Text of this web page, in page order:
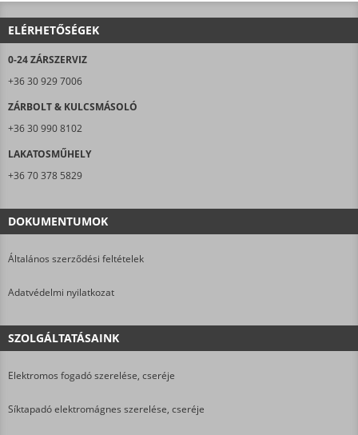
ELÉRHETŐSÉGEK
0-24 ZÁRSZERVIZ
+36 30 929 7006
ZÁRBOLT & KULCSMÁSOLÓ
+36 30 990 8102
LAKATOSMŰHELY
+36 70 378 5829
DOKUMENTUMOK
Általános szerződési feltételek
Adatvédelmi nyilatkozat
SZOLGÁLTATÁSAINK
Elektromos fogadó szerelése, cseréje
Síktapadó elektromágnes szerelése, cseréje